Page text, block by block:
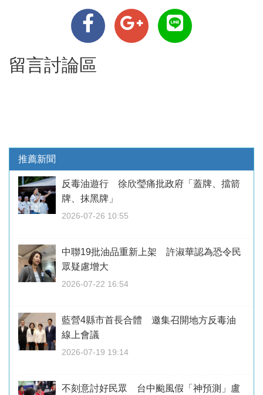
留言討論區
推薦新聞
反毒油遊行 徐欣瑩痛批政府「蓋牌、擋箭
牌、抹黑牌」
2026-07-26 10:55
中聯19批油品重新上架 許淑華認為恐令民
眾疑慮增大
2026-07-22 16:54
藍營4縣市首長合體 邀集召開地方反毒油
線上會議
2026-07-19 19:14
不刻意討好民眾 台中颱風假「神預測」盧